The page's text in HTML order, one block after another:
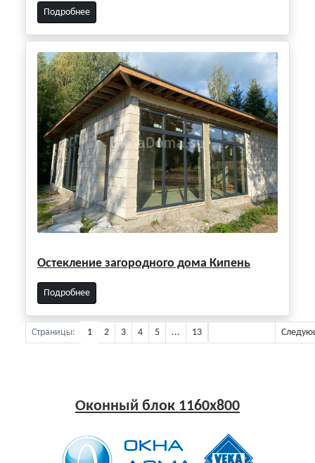
Подробнее
Остекление загородного дома Кипень
Подробнее
Страницы: 1 2 3 4 5 ... 13
Оконный блок 1160x800